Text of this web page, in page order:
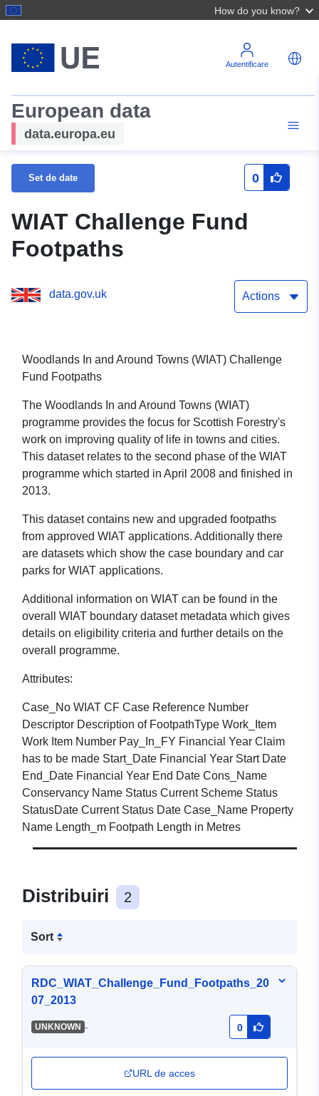
How do you know?
Autentificare
European data
data.europa.eu
Set de date 0
WIAT Challenge Fund
Footpaths
data.gov.uk Actions
Woodlands In and Around Towns (WIAT) Challenge
Fund Footpaths
The Woodlands In and Around Towns (WIAT)
programme provides the focus for Scottish Forestry's
work on improving quality of life in towns and cities.
This dataset relates to the second phase of the WIAT
programme which started in April 2008 and finished in
2013.
This dataset contains new and upgraded footpaths
from approved WIAT applications. Additionally there
are datasets which show the case boundary and car
parks for WIAT applications.
Additional information on WIAT can be found in the
overall WIAT boundary dataset metadata which gives
details on eligibility criteria and further details on the
overall programme.
Attributes:
Case_No WIAT CF Case Reference Number
Descriptor Description of FootpathType Work_Item
Work Item Number Pay_In_FY Financial Year Claim
has to be made Start_Date Financial Year Start Date
End_Date Financial Year End Date Cons_Name
Conservancy Name Status Current Scheme Status
StatusDate Current Status Date Case_Name Property
Name Length_m Footpath Length in Metres
Distribuiri 2
Sort
RDC_WIAT_Challenge_Fund_Footpaths_20
07_2013
UNKNOWN - 0
URL de acces